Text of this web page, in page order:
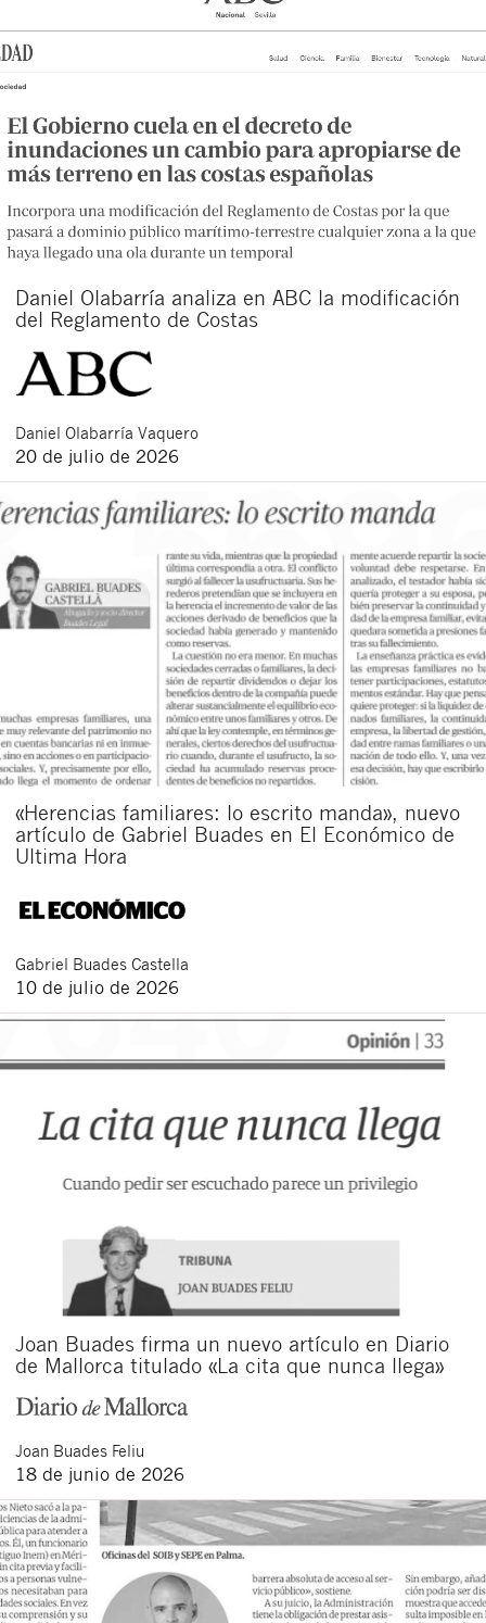
Daniel Olabarría analiza en ABC la modificación
del Reglamento de Costas
Daniel Olabarría Vaquero
20 de julio de 2026
«Herencias familiares: lo escrito manda», nuevo
artículo de Gabriel Buades en El Económico de
Ultima Hora
Gabriel Buades Castella
10 de julio de 2026
Joan Buades firma un nuevo artículo en Diario
de Mallorca titulado «La cita que nunca llega»
Joan Buades Feliu
18 de junio de 2026